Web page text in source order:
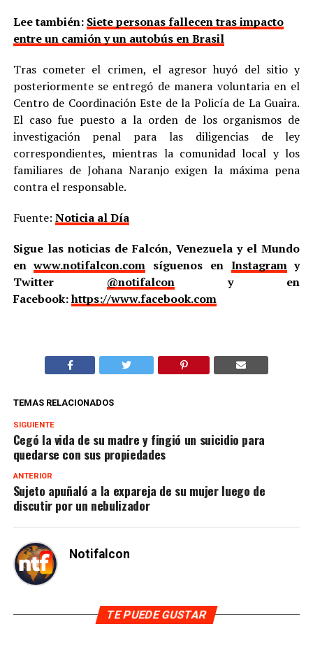
Lee también: Siete personas fallecen tras impacto
entre un camión y un autobús en Brasil
Tras cometer el crimen, el agresor huyó del sitio y
posteriormente se entregó de manera voluntaria en el
Centro de Coordinación Este de la Policía de La Guaira.
El caso fue puesto a la orden de los organismos de
investigación penal para las diligencias de ley
correspondientes, mientras la comunidad local y los
familiares de Johana Naranjo exigen la máxima pena
contra el responsable.
Fuente: Noticia al Día
Sigue las noticias de Falcón, Venezuela y el Mundo
enwww.notifalcon.com síguenos en Instagramy
Twitter @notifalcony en
Facebook:https://www.facebook.com
TEMAS RELACIONADOS
SIGUIENTE
Cegó la vida de su madre y fingió un suicidio para
quedarse con sus propiedades
ANTERIOR
Sujeto apuñaló a la expareja de su mujer luego de
discutir por un nebulizador
Notifalcon
TE PUEDE GUSTAR